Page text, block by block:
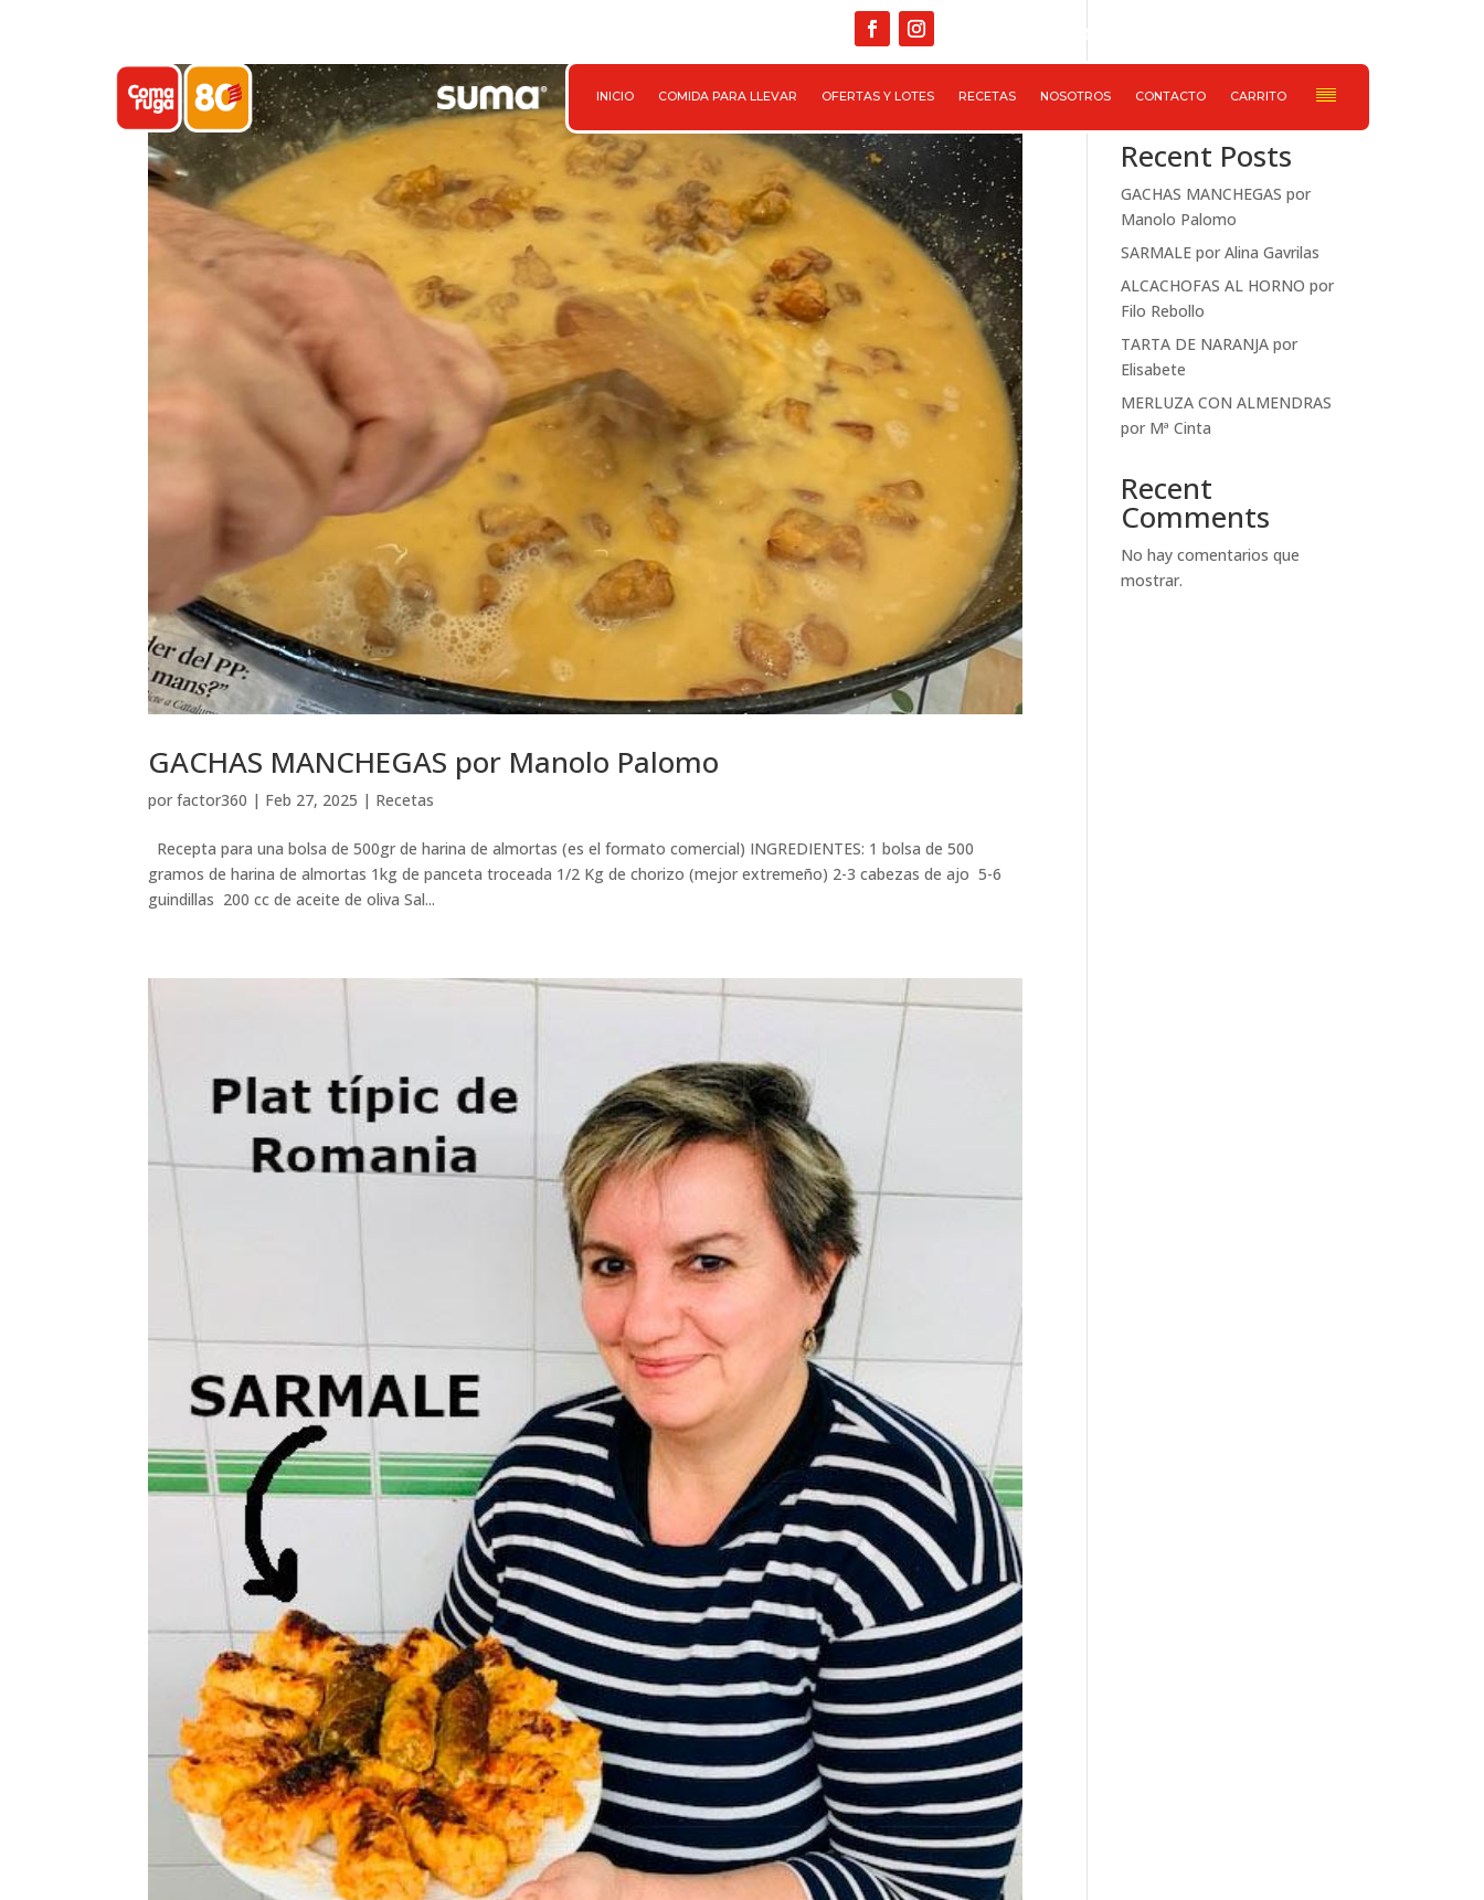
Haz ahora tu pedido
INICIO COMIDA PARA LLEVAR OFERTAS Y LOTES RECETAS NOSOTROS CONTACTO CARRITO
GACHAS MANCHEGAS por Manolo Palomo
porfactor360 | Feb 27, 2025 | Recetas
Recepta para una bolsa de 500gr de harina de almortas (es el formato comercial) INGREDIENTES: 1 bolsa de 500
gramos de harina de almortas 1kg de panceta troceada 1/2 Kg de chorizo (mejor extremeño) 2-3 cabezas de ajo 5-6
guindillas 200 cc de aceite de oliva Sal...
Buscar
Recent Posts
GACHAS MANCHEGAS por
Manolo Palomo
SARMALE por Alina Gavrilas
ALCACHOFAS AL HORNO por
Filo Rebollo
TARTA DE NARANJA por
Elisabete
MERLUZA CON ALMENDRAS
por Mª Cinta
Recent
Comments
No hay comentarios que
mostrar.